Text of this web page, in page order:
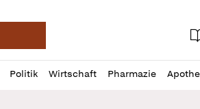
Deutsche Apotheker
Politik Wirtschaft Pharmazie
Profil
öffnen
Daz
Pur